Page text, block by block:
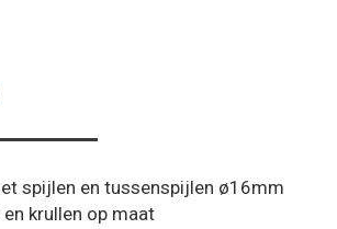
spijlen en tussenspijlen ø16mm
krullen op maat